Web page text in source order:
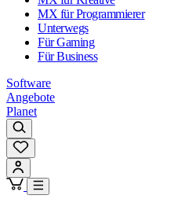
MX für Programmierer
Unterwegs
Für Gaming
Für Business
Software
Angebote
Planet